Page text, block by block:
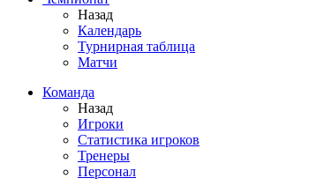
Назад
Календарь
Турнирная таблица
Матчи
Команда
Назад
Игроки
Статистика игроков
Тренеры
Персонал